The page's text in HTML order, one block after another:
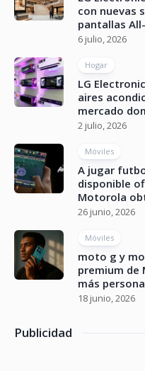
con nuevas
pantallas
6 julio, 2026
Hogar
LG
aires
mercado
2 julio, 2026
Móviles
A jugar
disponible
Motorola
26 junio, 2026
Móviles
moto g y
premium de
más
18 junio, 2026
Publicidad